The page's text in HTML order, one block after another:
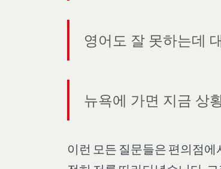
영어도 잘 못하는데
뉴욕에 가면 지금 상
이런 모든 질문들은 편의점에